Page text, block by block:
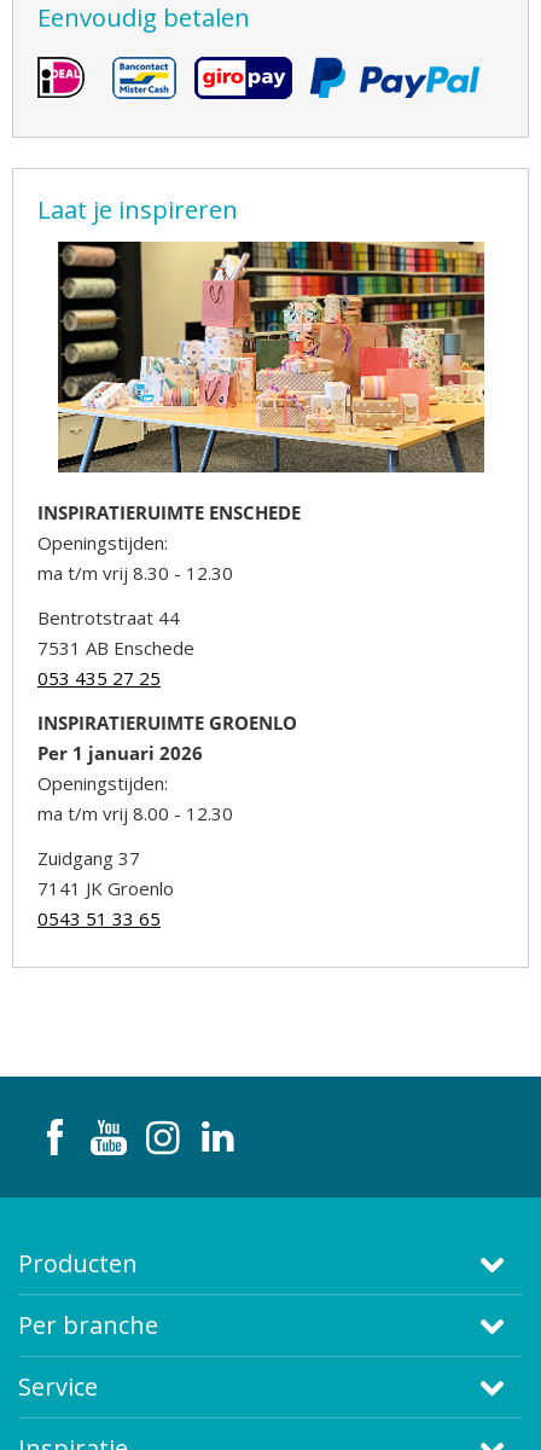
Eenvoudig betalen
Laat je inspireren
INSPIRATIERUIMTE ENSCHEDE
Openingstijden:
ma t/m vrij 8.30 - 12.30
Bentrotstraat 44
7531 AB Enschede
053 435 27 25
INSPIRATIERUIMTE GROENLO
Per 1 januari 2026
Openingstijden:
ma t/m vrij 8.00 - 12.30
Zuidgang 37
7141 JK Groenlo
0543 51 33 65
Producten
Per branche
Service